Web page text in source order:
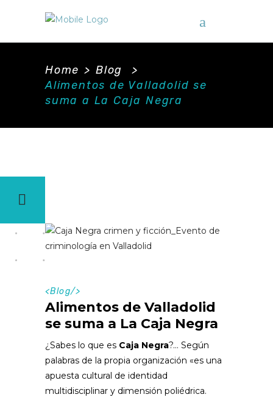
Home > Blog
>
Alimentos de Valladolid se
suma a La Caja Negra
<Blog/>
Alimentos de Valladolid
se suma a La Caja Negra
¿Sabes lo que es Caja Negra?… Según
palabras de la propia organización «es una
apuesta cultural de identidad
multidisciplinar y dimensión poliédrica.